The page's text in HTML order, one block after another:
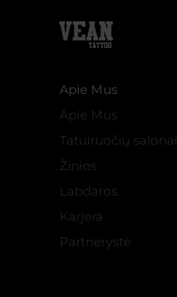
Apie Mus
Apie Mus
Tatuiruočių salonai
Žinios
Labdaros
Karjera
Partnerystė